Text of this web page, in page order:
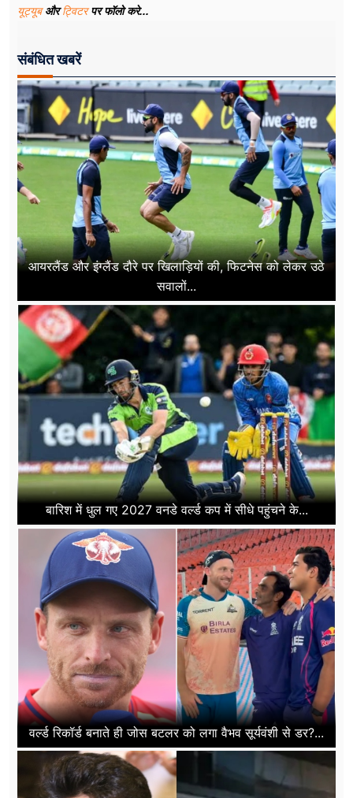
यूट्यूबऔरट्विटरपर फॉलो करे...
संबंधित खबरें
आयरलैंड और इंग्लैंड दौरे पर खिलाड़ियों की, फिटनेस को लेकर उठे
सवालों...
बारिश में धुल गए 2027 वनडे वर्ल्ड कप में सीधे पहुंचने के...
वर्ल्ड रिकॉर्ड बनाते ही जोस बटलर को लगा वैभव सूर्यवंशी से डर?...